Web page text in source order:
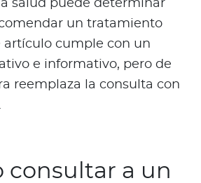
salud puede determinar
un tratamiento
artículo cumple con un
e informativo, pero de
reemplaza la consulta con
consultar a un